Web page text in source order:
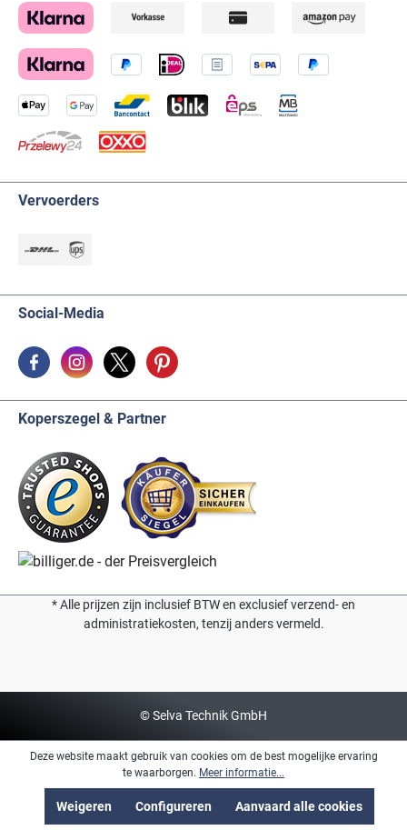
Vervoerders
Social-Media
Koperszegel & Partner
* Alle prijzen zijn inclusief BTW en exclusief verzend- en
administratiekosten, tenzij anders vermeld.
© Selva Technik GmbH
Deze website maakt gebruik van cookies om de best mogelijke ervaring
te waarborgen. Meer informatie...
Weigeren Configureren Aanvaard alle cookies